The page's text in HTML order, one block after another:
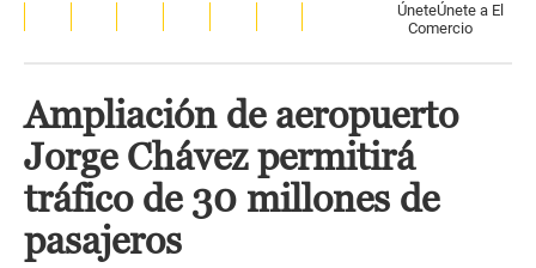
ÚneteÚnete a El
Comercio
Ampliación de aeropuerto
Jorge Chávez permitirá
tráfico de 30 millones de
pasajeros